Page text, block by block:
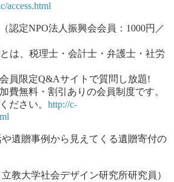
access.html
認定NPO法人振興会会員：1000円／
は、税理士・会計士・弁護士・社労
員限定Q&Aサイトで質問し放題!
費無料・割引ありの会員制度です。
ださい。 http://c-
遺贈事例から見えてくる遺贈寄付の
大学社会デザイン研究所研究員）